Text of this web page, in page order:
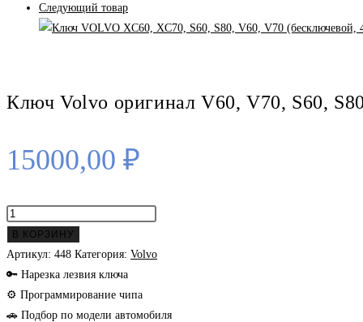
Следующий товар
Ключ Volvo оригинал V60, V70, S60,
15000,00 ₽
Количество
товара
Ключ
Volvo
оригинал
V60,
В КОРЗИНУ
Артикул: 448 Категория: Volvo
🔑 Нарезка лезвия ключа
⚙ Программирование чипа
🚗 Подбор по модели автомобиля